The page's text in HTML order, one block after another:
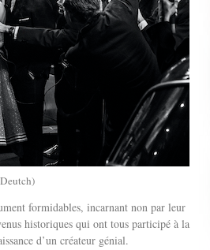
formidables, incarnant non par leur
historiques qui ont tous participé à la
d’un créateur génial.